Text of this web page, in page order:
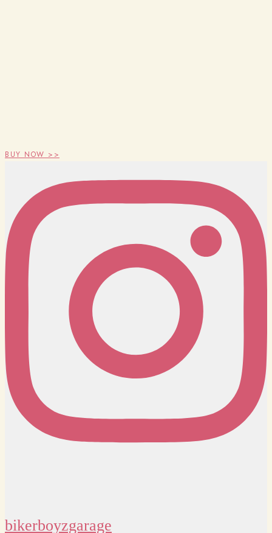
BUY NOW >>
bikerboyzgarage